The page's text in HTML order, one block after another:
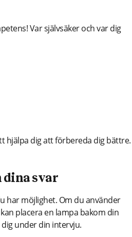
Var självsäker och var dig
hjälpa dig att förbereda dig bättre.
dina svar
har möjlighet. Om du använder
placera en lampa bakom din
under din intervju.